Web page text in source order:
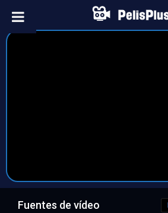
Fuentes de vídeo